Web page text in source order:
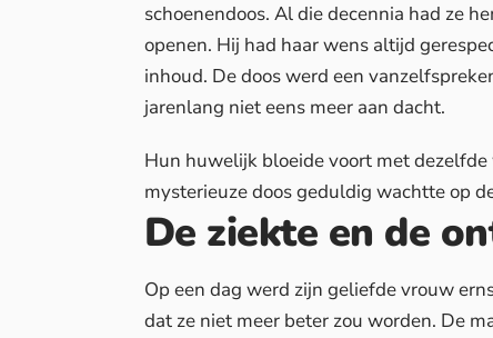
schoenendoos. Al die decennia had ze
openen. Hij had haar wens altijd
inhoud. De doos werd een
jarenlang niet eens meer aan dacht.
Hun huwelijk bloeide voort met
mysterieuze doos geduldig wachtte op
De ziekte en de
Op een dag werd zijn geliefde vrouw
dat ze niet meer beter zou worden. De